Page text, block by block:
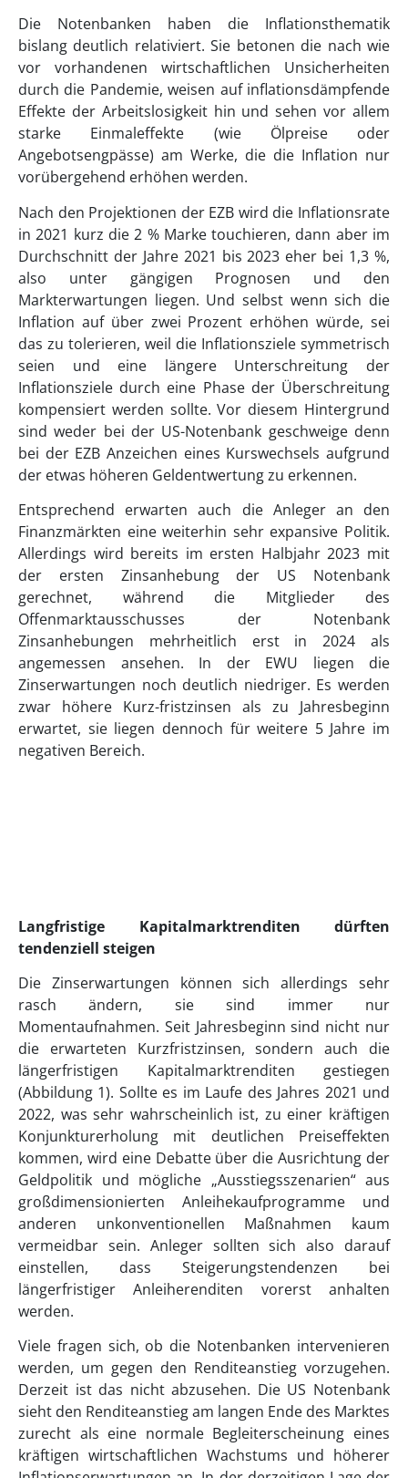
Die Notenbanken haben die Inflationsthematik
bislang deutlich relativiert. Sie betonen die nach wie
vor vorhandenen wirtschaftlichen Unsicherheiten
durch die Pandemie, weisen auf inflationsdämpfende
Effekte der Arbeitslosigkeit hin und sehen vor allem
starke Einmaleffekte (wie Ölpreise oder
Angebotsengpässe) am Werke, die die Inflation nur
vorübergehend erhöhen werden.
Nach den Projektionen der EZB wird die Inflationsrate
in 2021 kurz die 2 % Marke touchieren, dann aber im
Durchschnitt der Jahre 2021 bis 2023 eher bei 1,3 %,
also unter gängigen Prognosen und den
Markterwartungen liegen. Und selbst wenn sich die
Inflation auf über zwei Prozent erhöhen würde, sei
das zu tolerieren, weil die Inflationsziele symmetrisch
seien und eine längere Unterschreitung der
Inflationsziele durch eine Phase der Überschreitung
kompensiert werden sollte. Vor diesem Hintergrund
sind weder bei der US-Notenbank geschweige denn
bei der EZB Anzeichen eines Kurswechsels aufgrund
der etwas höheren Geldentwertung zu erkennen.
Entsprechend erwarten auch die Anleger an den
Finanzmärkten eine weiterhin sehr expansive Politik.
Allerdings wird bereits im ersten Halbjahr 2023 mit
der ersten Zinsanhebung der US Notenbank
gerechnet, während die Mitglieder des
Offenmarktausschusses der Notenbank
Zinsanhebungen mehrheitlich erst in 2024 als
angemessen ansehen. In der EWU liegen die
Zinserwartungen noch deutlich niedriger. Es werden
zwar höhere Kurz-fristzinsen als zu Jahresbeginn
erwartet, sie liegen dennoch für weitere 5 Jahre im
negativen Bereich.
Langfristige Kapitalmarktrenditen dürften
tendenziell steigen
Die Zinserwartungen können sich allerdings sehr
rasch ändern, sie sind immer nur
Momentaufnahmen. Seit Jahresbeginn sind nicht nur
die erwarteten Kurzfristzinsen, sondern auch die
längerfristigen Kapitalmarktrenditen gestiegen
(Abbildung 1). Sollte es im Laufe des Jahres 2021 und
2022, was sehr wahrscheinlich ist, zu einer kräftigen
Konjunkturerholung mit deutlichen Preiseffekten
kommen, wird eine Debatte über die Ausrichtung der
Geldpolitik und mögliche „Ausstiegsszenarien“ aus
großdimensionierten Anleihekaufprogramme und
anderen unkonventionellen Maßnahmen kaum
vermeidbar sein. Anleger sollten sich also darauf
einstellen, dass Steigerungstendenzen bei
längerfristiger Anleiherenditen vorerst anhalten
werden.
Viele fragen sich, ob die Notenbanken intervenieren
werden, um gegen den Renditeanstieg vorzugehen.
Derzeit ist das nicht abzusehen. Die US Notenbank
sieht den Renditeanstieg am langen Ende des Marktes
zurecht als eine normale Begleiterscheinung eines
kräftigen wirtschaftlichen Wachstums und höherer